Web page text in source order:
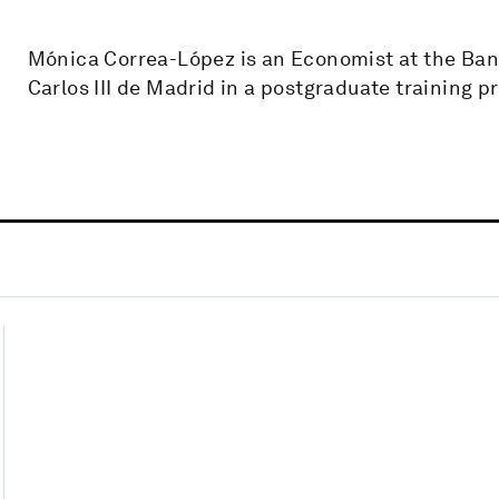
Mónica Correa-López is an Economist at the
Carlos III de Madrid in a postgraduate training